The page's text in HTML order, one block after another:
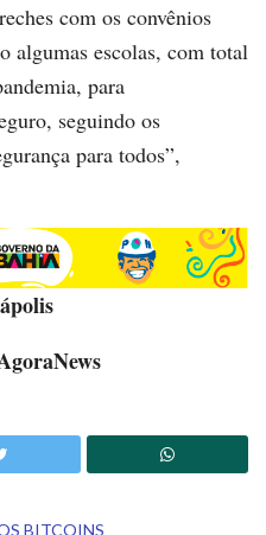
com os convênios
algumas escolas, com total
para
seguindo os
para todos”,